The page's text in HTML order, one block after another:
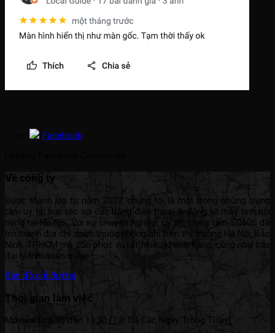
Facebook
Về công ty
Được thành lập từ năm 2003, chúng tôi là một trong những trung
tâm uy tín hợp tác với các hãng điện thoại di động và máy tính nổi
tiếng tại Hà Nội. Với sự chuyên nghiệp, uy tín, trung tâm SC60S đã
trở thành địa chỉ quen thuộc không chỉ trên thị trường Hà Nội, Bắc
Ninh, TP.HCM mà còn phục vụ rất nhiều khách hàng, cũng như các
đại lý trên toàn quốc.
Bản đồ chỉ đường
Thời gian làm việc
Mở cửa từ 8:30 đến 19:30 (Tất Cả Các Ngày Trong Tuần).